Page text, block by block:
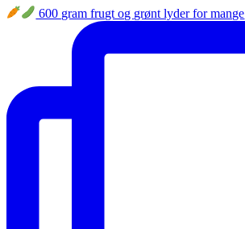
600 gram frugt og grønt lyder for mange